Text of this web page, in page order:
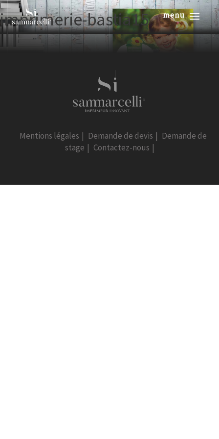
menu
imprimerie-bastia15
Mentions légales | Demande de devis | Demande de
stage | Contactez-nous |